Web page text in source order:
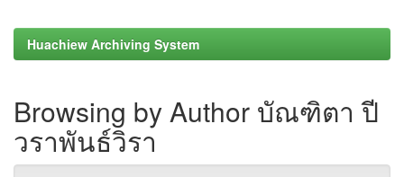
Huachiew Archiving System
Browsing by Author บัณฑิตา ปี
วราพันธ์วิรา